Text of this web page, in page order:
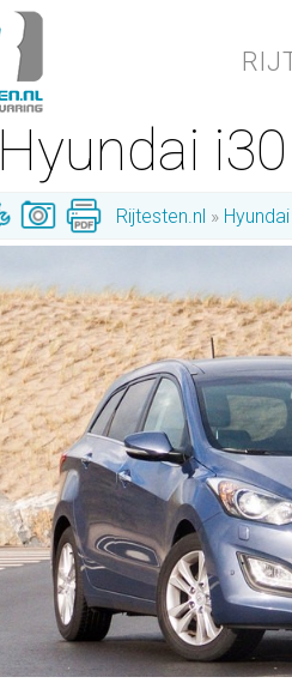
Hyundai
Rijtesten.nl Hyundai